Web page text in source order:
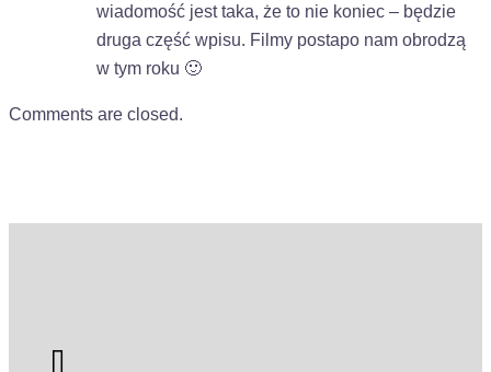
wiadomość jest taka, że to nie koniec – będzie
druga część wpisu. Filmy postapo nam obrodzą
w tym roku 🙂
Comments are closed.